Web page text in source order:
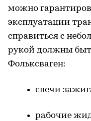
можно
эксплуатации
справиться с
рукой должны
Фольксваген:
свечи
рабочие